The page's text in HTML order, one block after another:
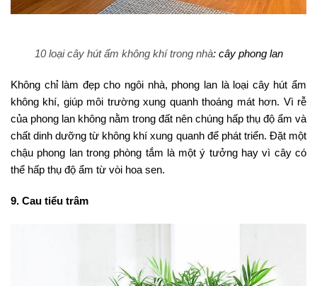
10 loại cây hút ẩm không khí trong nhà: cây phong lan
Không chỉ làm đẹp cho ngôi nhà, phong lan là loại cây hút ẩm
không khí, giúp môi trường xung quanh thoáng mát hơn. Vì rễ
của phong lan không nằm trong đất nên chúng hấp thụ độ ẩm và
chất dinh dưỡng từ không khí xung quanh để phát triển. Đặt một
chậu phong lan trong phòng tắm là một ý tưởng hay vì cây có
thể hấp thụ độ ẩm từ vòi hoa sen.
9. Cau tiểu trâm